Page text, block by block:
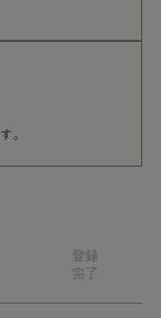
。
登録
完了